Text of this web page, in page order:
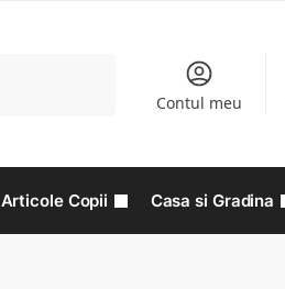
Contul meu
Articole Copii Casa si Gradina